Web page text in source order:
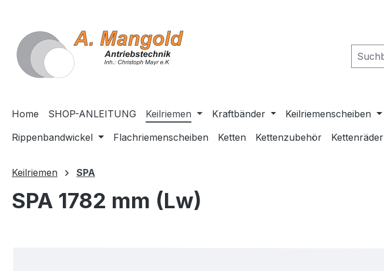
Home SHOP-ANLEITUNG Keilriemen Kraftbänder Keilriemenscheiben
Rippenbandwickel
Flachriemenscheiben Ketten Kettenzubehör Kettenräder
Keilriemen SPA
SPA 1782 mm (Lw)